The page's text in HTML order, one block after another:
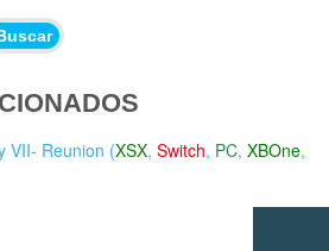
VII- Reunion (XSX,Switch, PC,XBOne,